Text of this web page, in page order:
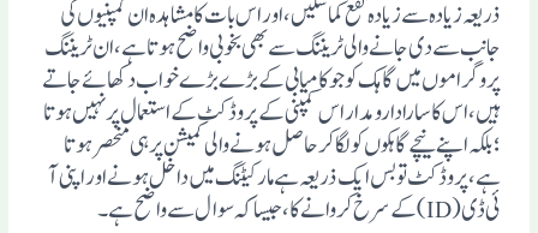
ذریعہ زیادہ سے زیادہ نفع کماسکیں، اور اس بات کا مشاہدہ ان کمپنیوں کی
جانب سے دی جانے والی ٹریننگ سے بھی بخوبی واضح ہوتا ہے، ان ٹریننگ
پروگراموں میں گاہک کو جو کامیابی کے بڑے بڑے خواب دکھائے جاتے
ہیں،اس کا سارا دارومدار اس کمپنی کے پروڈکٹ کے استعمال پر نہیں ہوتا
؛بلکہ اپنے نیچے گاہکوں کو لگا کر حاصل ہونے والی کمیشن پر ہی منحصر ہوتا
ہے، پروڈکٹ تو بس ایک ذریعہ ہے مارکیٹنگ میں داخل ہونے اور اپنی آ
ئی ڈی(ID) کے سرخ کروانے کا ، جیسا کہ سوال سے واضح ہے ۔